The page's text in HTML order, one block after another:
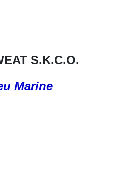
S.K.C.O.
Marine